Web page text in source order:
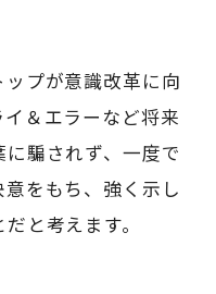
プが意識改革に向
＆エラーなど将来
騙されず、一度で
をもち、強く示し
と考えます。